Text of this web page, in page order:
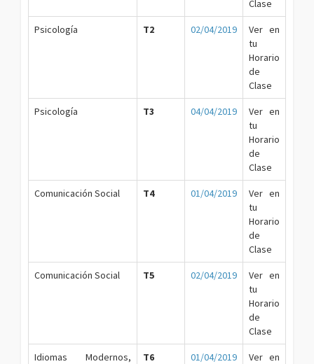
Clase
Psicología T2 02/04/2019
Ver en
tu
Horario
de
Clase
Psicología T3 04/04/2019
Ver en
tu
Horario
de
Clase
Comunicación Social T4 01/04/2019
Ver en
tu
Horario
de
Clase
Comunicación Social T5 02/04/2019
Ver en
tu
Horario
de
Clase
Idiomas Modernos,
T6 01/04/2019
Ver en